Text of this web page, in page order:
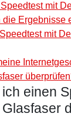
mit
die Ergebnisse
mit
einen